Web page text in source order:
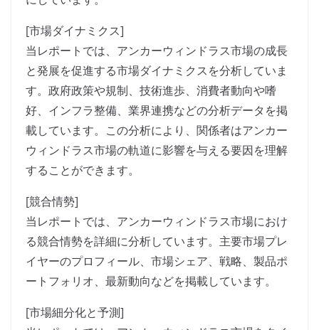
[市場ダイナミクス]
当レポートでは、アンカーウィンドラス市場の成長
と発展を促進する市場ダイナミクスを分析していま
す。政府政策や規制、技術進歩、消費者動向や嗜
好、インフラ整備、業界連携などの分析データを掲
載しています。この分析により、関係者はアンカー
ウィンドラス市場の軌道に影響を与える要因を理解
することができます。
[競合情勢]
当レポートでは、アンカーウィンドラス市場におけ
る競合情勢を詳細に分析しています。主要市場プレ
イヤーのプロフィール、市場シェア、戦略、製品ポ
ートフォリオ、最新動向などを掲載しています。
[市場細分化と予測]